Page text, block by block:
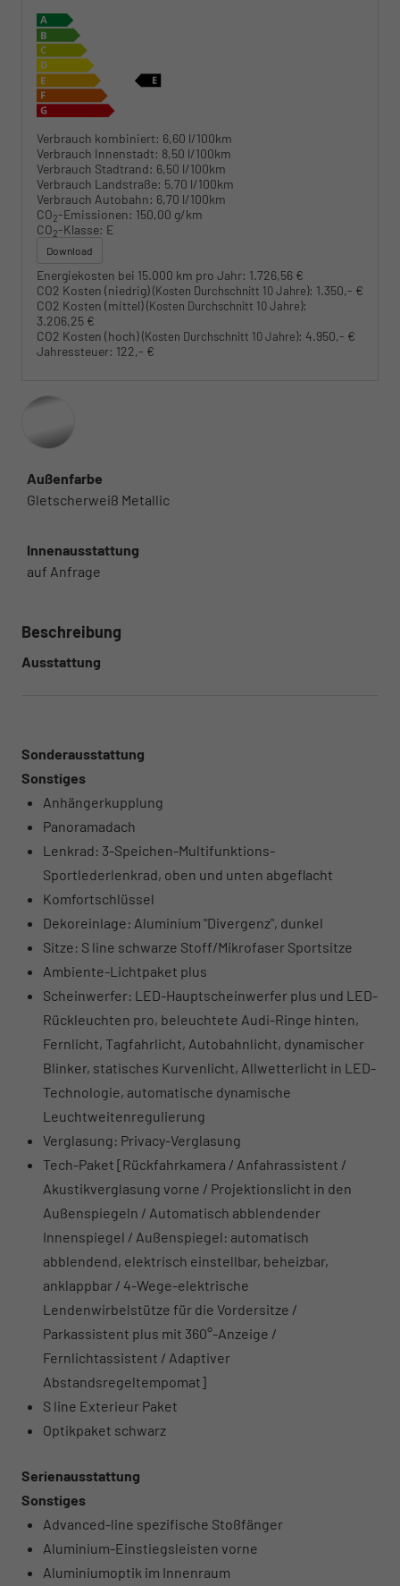
Verbrauch kombiniert: 6,60 l/100km
Verbrauch Innenstadt: 8,50 l/100km
Verbrauch Stadtrand: 6,50 l/100km
Verbrauch Landstraße: 5,70 l/100km
Verbrauch Autobahn: 6,70 l/100km
CO2-Emissionen: 150,00 g/km
CO2-Klasse: E
Download
Energiekosten bei 15.000 km pro Jahr: 1.726,56 €
CO2 Kosten (niedrig)(Kosten Durchschnitt 10 Jahre): 1.350,- €
CO2 Kosten (mittel)(Kosten Durchschnitt 10 Jahre):
3.206,25 €
CO2 Kosten (hoch)(Kosten Durchschnitt 10 Jahre): 4.950,- €
Jahressteuer: 122,- €
Außenfarbe
Gletscherweiß Metallic
Innenausstattung
auf Anfrage
Beschreibung
Ausstattung
Sonderausstattung
Sonstiges
Anhängerkupplung
Panoramadach
Lenkrad: 3-Speichen-Multifunktions-
Sportlederlenkrad, oben und unten abgeflacht
Komfortschlüssel
Dekoreinlage: Aluminium "Divergenz", dunkel
Sitze: S line schwarze Stoff/Mikrofaser Sportsitze
Ambiente-Lichtpaket plus
Scheinwerfer: LED-Hauptscheinwerfer plus und LED-
Rückleuchten pro, beleuchtete Audi-Ringe hinten,
Fernlicht, Tagfahrlicht, Autobahnlicht, dynamischer
Blinker, statisches Kurvenlicht, Allwetterlicht in LED-
Technologie, automatische dynamische
Leuchtweitenregulierung
Verglasung: Privacy-Verglasung
Tech-Paket [Rückfahrkamera / Anfahrassistent /
Akustikverglasung vorne / Projektionslicht in den
Außenspiegeln / Automatisch abblendender
Innenspiegel / Außenspiegel: automatisch
abblendend, elektrisch einstellbar, beheizbar,
anklappbar / 4-Wege-elektrische
Lendenwirbelstütze für die Vordersitze /
Parkassistent plus mit 360°-Anzeige /
Fernlichtassistent / Adaptiver
Abstandsregeltempomat]
S line Exterieur Paket
Optikpaket schwarz
Serienausstattung
Sonstiges
Advanced-line spezifische Stoßfänger
Aluminium-Einstiegsleisten vorne
Aluminiumoptik im Innenraum